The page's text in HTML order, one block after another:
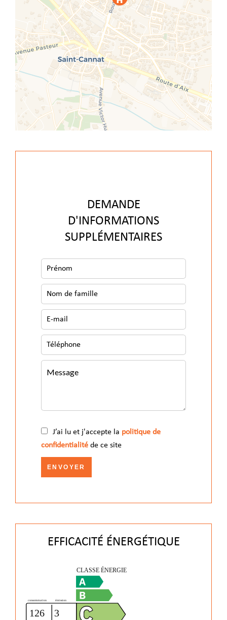
DEMANDE
D'INFORMATIONS
SUPPLÉMENTAIRES
J’ai lu et j'accepte la politique de
confidentialité de ce site
ENVOYER
EFFICACITÉ ÉNERGÉTIQUE